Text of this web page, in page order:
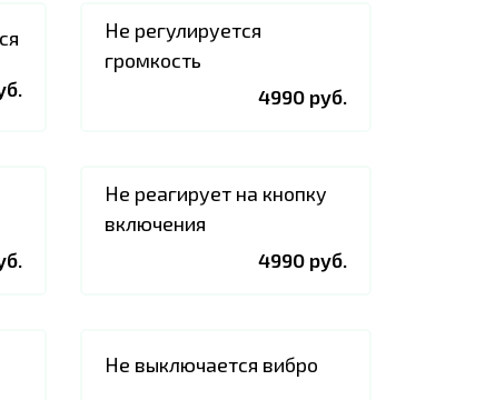
Не регулируется
громкость
4990 руб.
Не реагирует на кнопку
включения
4990 руб.
Не выключается вибро